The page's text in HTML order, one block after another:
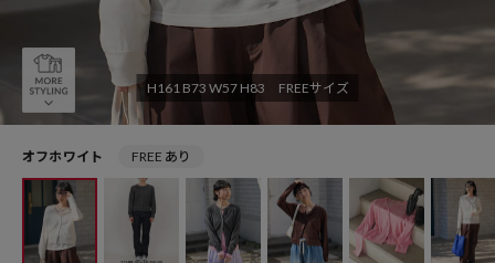
H161 B73 W57 H83 FREEサイズ
オフホワイト FREE あり